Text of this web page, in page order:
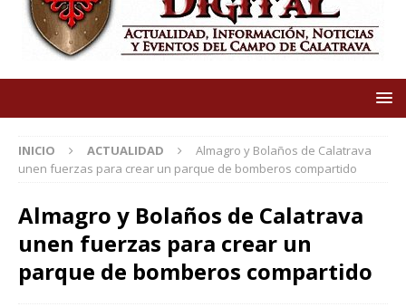
INICIO ACTUALIDAD
Almagro y Bolaños de Calatrava
unen fuerzas para crear un parque de bomberos compartido
Almagro y Bolaños de Calatrava
unen fuerzas para crear un
parque de bomberos compartido